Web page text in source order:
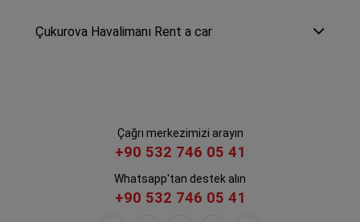
Çukurova Havalimanı Rent a car
Çağrı merkezimizi arayın
+90 532 746 05 41
Whatsapp'tan destek alın
+90 532 746 05 41